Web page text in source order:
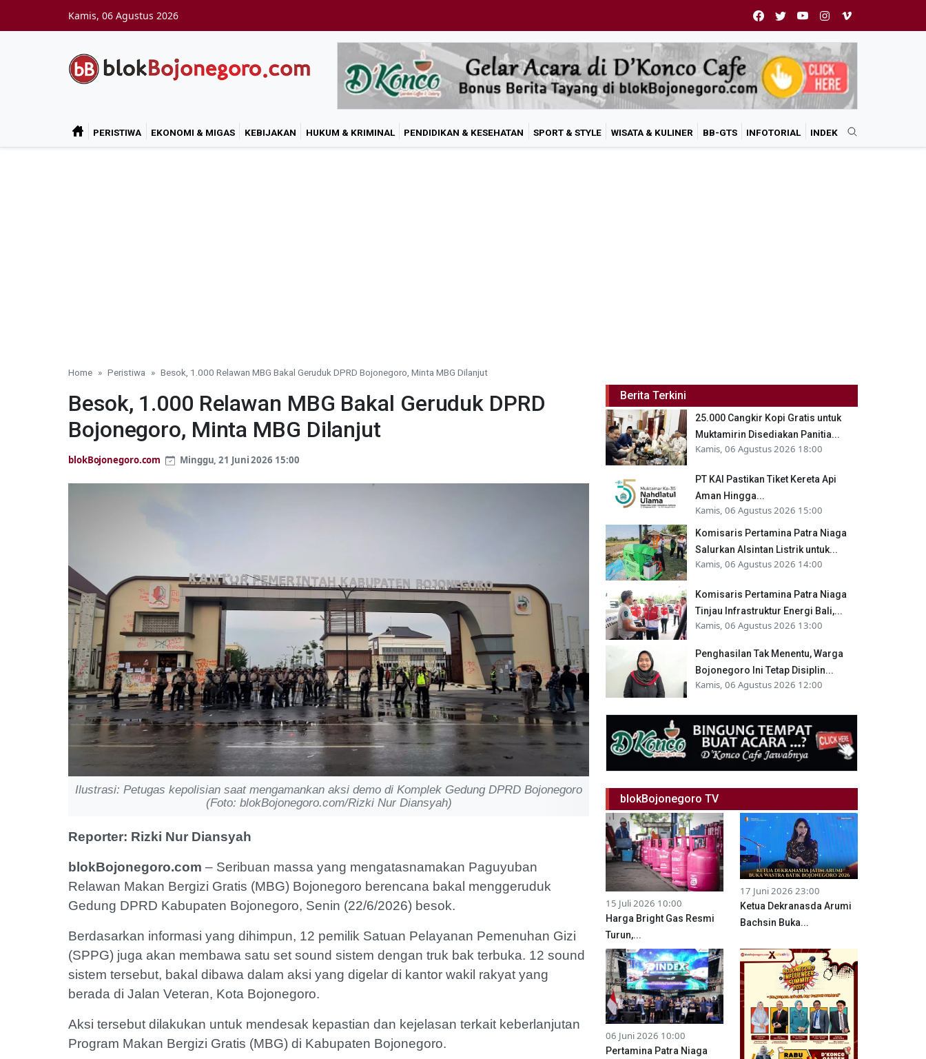
Kamis, 06 Agustus 2026
PERISTIWA EKONOMI & MIGAS KEBIJAKAN HUKUM & KRIMINAL PENDIDIKAN & KESEHATAN SPORT & STYLE WISATA & KULINER BB-GTS INFOTORIAL INDEK
Home Peristiwa Besok, 1.000 Relawan MBG Bakal Geruduk DPRD Bojonegoro, Minta MBG Dilanjut
Besok, 1.000 Relawan MBG Bakal Geruduk DPRD
Bojonegoro, Minta MBG Dilanjut
blokBojonegoro.com Minggu, 21 Juni 2026 15:00
Ilustrasi: Petugas kepolisian saat mengamankan aksi demo di Komplek Gedung DPRD Bojonegoro
(Foto: blokBojonegoro.com/Rizki Nur Diansyah)
Reporter: Rizki Nur Diansyah
blokBojonegoro.com – Seribuan massa yang mengatasnamakan Paguyuban
Relawan Makan Bergizi Gratis (MBG) Bojonegoro berencana bakal menggeruduk
Gedung DPRD Kabupaten Bojonegoro, Senin (22/6/2026) besok.
Berdasarkan informasi yang dihimpun, 12 pemilik Satuan Pelayanan Pemenuhan Gizi
(SPPG) juga akan membawa satu set sound sistem dengan truk bak terbuka. 12 sound
sistem tersebut, bakal dibawa dalam aksi yang digelar di kantor wakil rakyat yang
berada di Jalan Veteran, Kota Bojonegoro.
Aksi tersebut dilakukan untuk mendesak kepastian dan kejelasan terkait keberlanjutan
Program Makan Bergizi Gratis (MBG) di Kabupaten Bojonegoro.
Berita Terkini
25.000 Cangkir Kopi Gratis untuk
Muktamirin Disediakan Panitia...
Kamis, 06 Agustus 2026 18:00
PT KAI Pastikan Tiket Kereta Api
Aman Hingga...
Kamis, 06 Agustus 2026 15:00
Komisaris Pertamina Patra Niaga
Salurkan Alsintan Listrik untuk...
Kamis, 06 Agustus 2026 14:00
Komisaris Pertamina Patra Niaga
Tinjau Infrastruktur Energi Bali,...
Kamis, 06 Agustus 2026 13:00
Penghasilan Tak Menentu, Warga
Bojonegoro Ini Tetap Disiplin...
Kamis, 06 Agustus 2026 12:00
blokBojonegoro TV
15 Juli 2026 10:00
Harga Bright Gas Resmi
Turun,...
17 Juni 2026 23:00
Ketua Dekranasda Arumi
Bachsin Buka...
06 Juni 2026 10:00
Pertamina Patra Niaga